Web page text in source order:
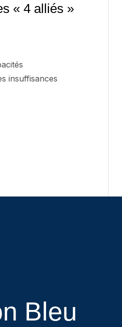
« 4 alliés »
insuffisances
Bleu